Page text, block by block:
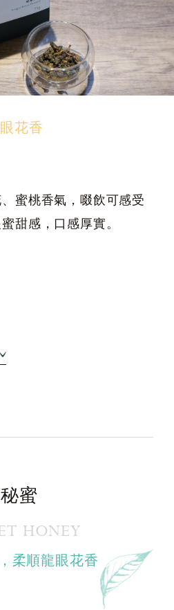
花香
蜜桃香氣，啜飲可感受
甜感，口感厚實。
秘蜜
HONEY
柔順龍眼花香